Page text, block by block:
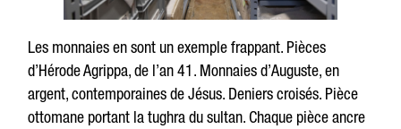
Les monnaies en sont un exemple frappant. Pièces
d’Hérode Agrippa, de l’an 41. Monnaies d’Auguste, en
argent, contemporaines de Jésus. Deniers croisés. Pièce
ottomane portant la tughra du sultan. Chaque pièce ancre